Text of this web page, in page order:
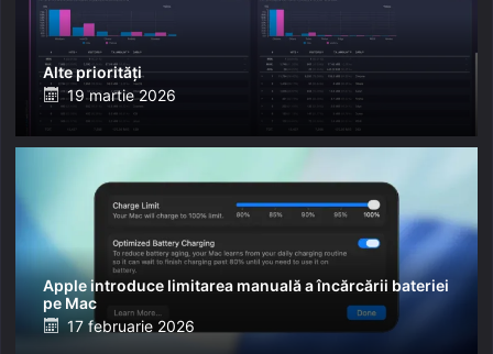
Alte priorități
Posted
19 martie 2026
Apple introduce limitarea manuală a încărcării bateriei
pe Mac
Posted
17 februarie 2026